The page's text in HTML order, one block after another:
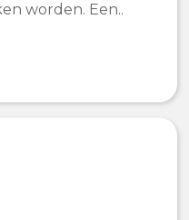
worden. Een..